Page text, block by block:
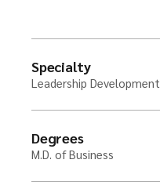
Specialty
Leadership Development
Degrees
M.D. of Business